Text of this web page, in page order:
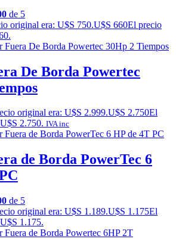
de 5
original era: U$S 750.U$S 660El precio
De Borda Powertec
original era: U$S 2.999.U$S 2.750El
2.750. IVA inc
de Borda PowerTec 6
de 5
original era: U$S 1.189.U$S 1.175El
1.175.